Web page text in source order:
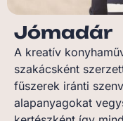
Jómadár
A kreatív
szakácsként
fűszerek iránti
alapanyagokat